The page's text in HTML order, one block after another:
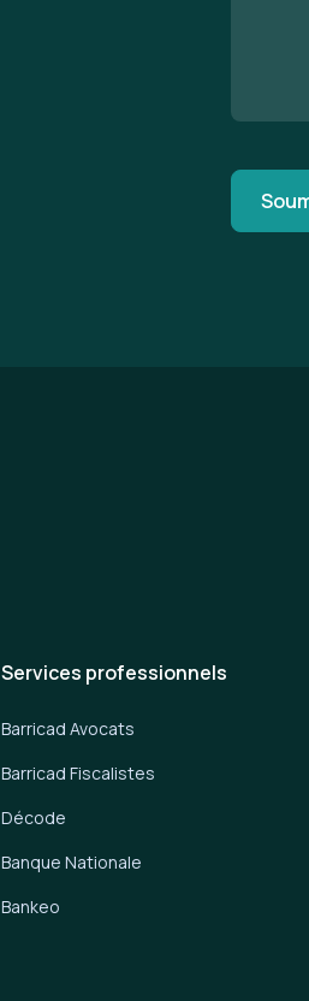
Services professionnels
Barricad Avocats
Barricad Fiscalistes
Décode
Banque Nationale
Bankeo